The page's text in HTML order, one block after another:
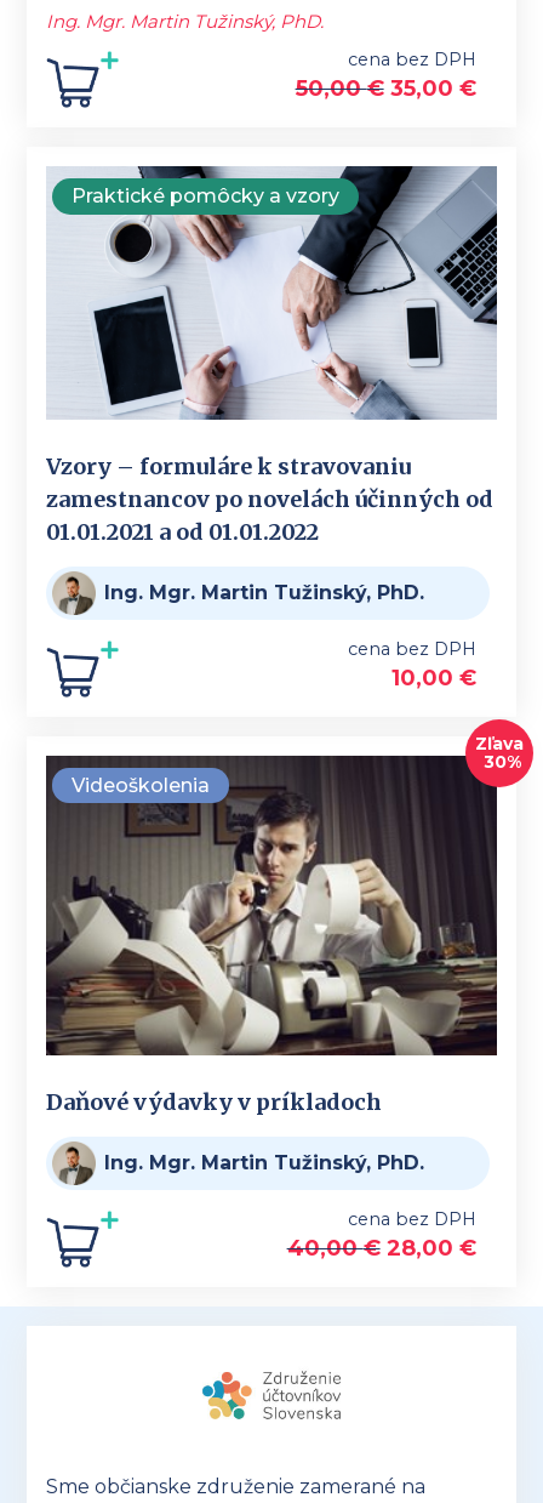
Ing. Mgr. Martin Tužinský, PhD.
cena bez DPH
50,00€ 35,00 €
Praktické pomôcky a vzory
Vzory – formuláre k stravovaniu
zamestnancov po novelách účinných od
01.01.2021 a od 01.01.2022
Ing. Mgr. Martin Tužinský, PhD.
cena bez DPH
10,00 €
Videoškolenia
Zľava
30%
Daňové výdavky v príkladoch
Ing. Mgr. Martin Tužinský, PhD.
cena bez DPH
40,00€ 28,00 €
Sme občianske združenie zamerané na